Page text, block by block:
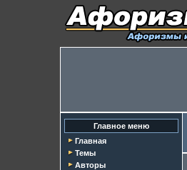
Главное меню
Главная
Темы
Авторы